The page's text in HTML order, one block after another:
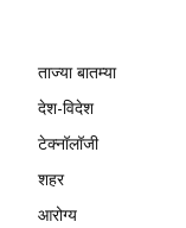
ताज्या बातम्या
देश-विदेश
टेक्नॉलॉजी
शहर
आरोग्य